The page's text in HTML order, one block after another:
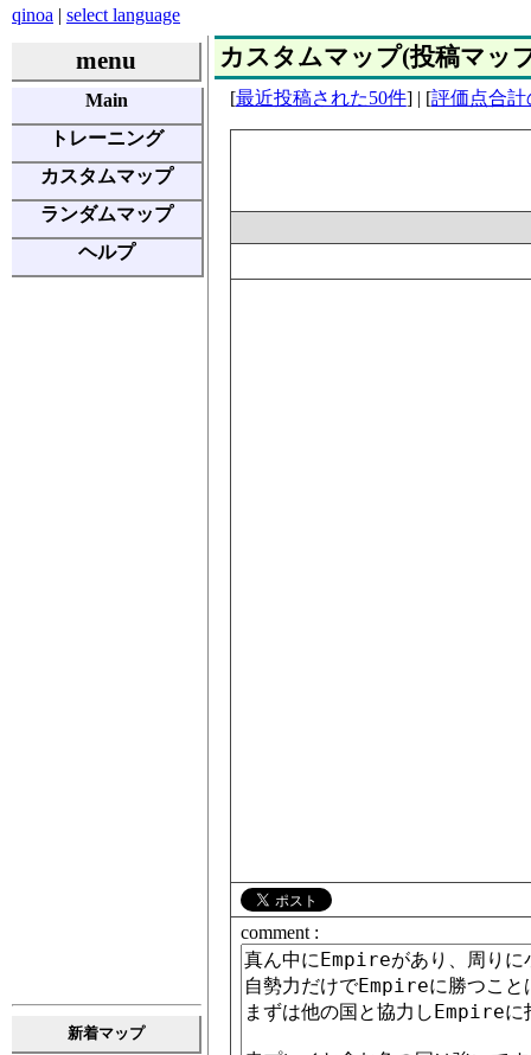
qinoa | select language
menu
Main
トレーニング
カスタムマップ
ランダムマップ
ヘルプ
新着マップ
カスタムマップ(投稿マッ
[最近投稿された50件] | [評価点合計
comment :